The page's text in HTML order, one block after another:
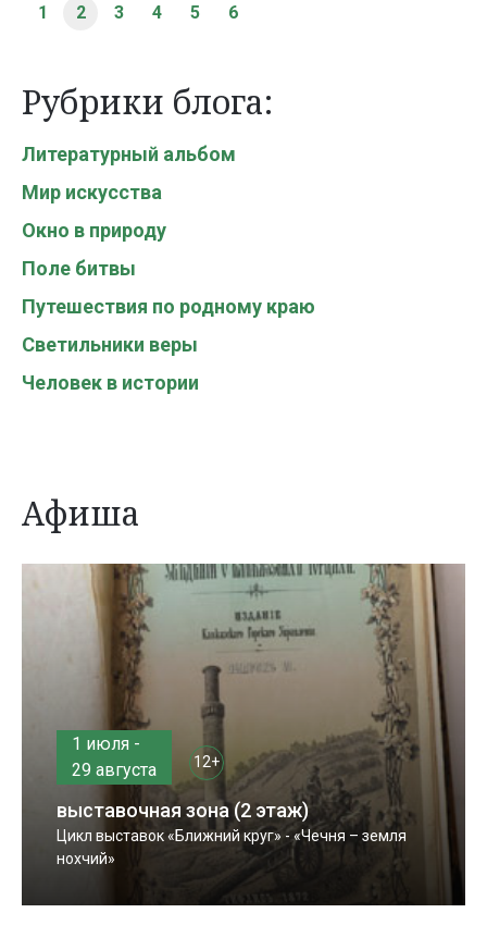
1 2 3 4 5 6
Рубрики блога:
Литературный альбом
Мир искусства
Окно в природу
Поле битвы
Путешествия по родному краю
Светильники веры
Человек в истории
Афиша
1 июля -
29 августа
12+
выставочная зона (2 этаж)
Цикл выставок «Ближний круг» - «Чечня – земля
нохчий»